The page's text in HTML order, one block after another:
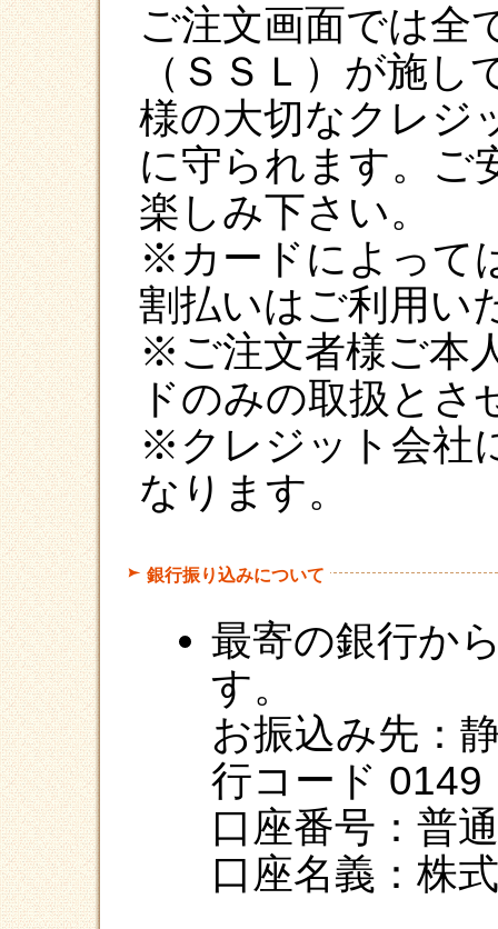
ご注文画面では全
（ＳＳＬ）が施
様の大切なクレジ
に守られます。ご
楽しみ下さい。
※カードによって
割払いはご利用い
※ご注文者様ご本
ドのみの取扱と
※クレジット会社
なります。
銀行振り込みについて
最寄の銀行か
す。
お振込み先：
行コード
口座番号：普
口座名義：株